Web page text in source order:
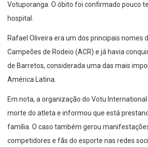
Votuporanga. O óbito foi confirmado pouco
hospital.
Rafael Oliveira era um dos principais nomes
Campeões de Rodeio (ACR) e já havia
de Barretos, considerada uma das mais
América Latina.
Em nota, a organização do Votu
morte do atleta e informou que está
família. O caso também gerou
competidores e fãs do esporte nas redes